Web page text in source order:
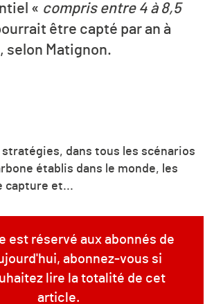
« compris entre 4 à 8,5
être capté par an à
selon Matignon.
stratégies, dans tous les scénarios
établis dans le monde, les
capture et...
est réservé aux abonnés de
abonnez-vous si
lire la totalité de cet
article.